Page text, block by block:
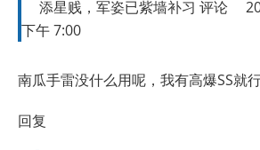
添星贱，军姿已紫墙补习 评论
下午 7:00
南瓜手雷没什么用呢，我有高爆SS就
回复